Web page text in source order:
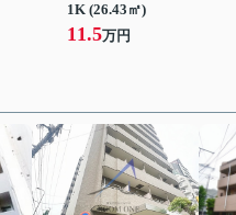
1K (26.43㎡)
11.5万円